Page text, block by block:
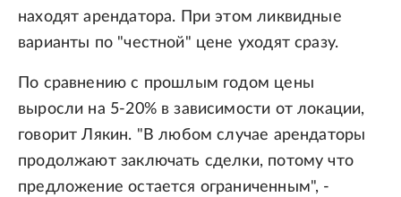
находят арендатора. При этом ликвидные
варианты по "честной" цене уходят сразу.
По сравнению с прошлым годом цены
выросли на 5-20% в зависимости от локации,
говорит Лякин. "В любом случае арендаторы
продолжают заключать сделки, потому что
предложение остается ограниченным", -